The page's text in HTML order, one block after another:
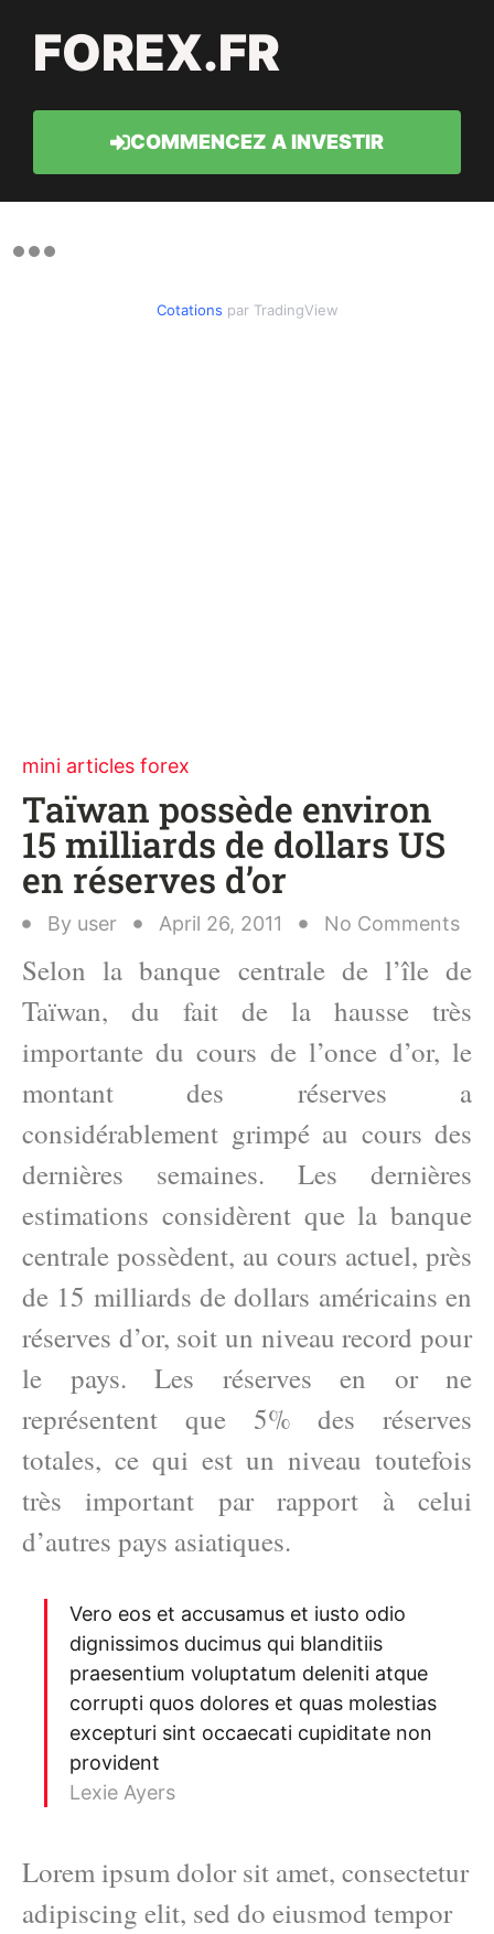
FOREX.FR
COMMENCEZ A INVESTIR
Cotations par TradingView
mini articles forex
Taïwan possède environ
15 milliards de dollars US
en réserves d’or
By user April 26, 2011 No Comments
Selon la banque centrale de l’île de
Taïwan, du fait de la hausse très
importante du cours de l’once d’or, le
montant des réserves a
considérablement grimpé au cours des
dernières semaines. Les dernières
estimations considèrent que la banque
centrale possèdent, au cours actuel, près
de 15 milliards de dollars américains en
réserves d’or, soit un niveau record pour
le pays. Les réserves en or ne
représentent que 5% des réserves
totales, ce qui est un niveau toutefois
très important par rapport à celui
d’autres pays asiatiques.
Vero eos et accusamus et iusto odio
dignissimos ducimus qui blanditiis
praesentium voluptatum deleniti atque
corrupti quos dolores et quas molestias
excepturi sint occaecati cupiditate non
provident
Lexie Ayers
Lorem ipsum dolor sit amet, consectetur
adipiscing elit, sed do eiusmod tempor